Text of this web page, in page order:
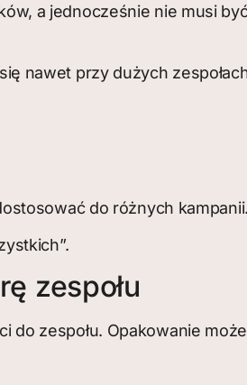
a jednocześnie nie musi
nawet przy dużych
do różnych kampanii.
zespołu
do zespołu. Opakowanie